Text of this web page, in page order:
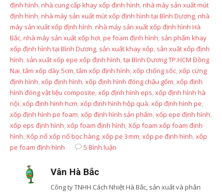
định hình,nhà cung cấp khay xốp định hình,nhà máy sản xuất mút
định hình,nhà máy sản xuất mút xốp định hình tại Bình Dương,nhà
máy sản xuất xốp định hình,nhà máy sản xuất xốp định hình Hà
Bắc,nhà máy sản xuất xốp hơi,pe foam định hình, sản phẩm khay
xốp định hình tại Bình Dương, sản xuất khay xốp, sản xuất xốp định
hình, sản xuất xốp epe xốp định hình,tại Bình Dương TP.HCM Đồng
Nai,tấm xốp dày 5cm,tấm xốp định hình,xốp chống sốc,xốp cứng
định hình,xốp định hình,xốp định hình đóng chậu gốm,xốp định
hình đóng vật liệu composite,xốp định hình eps,xốp định hình hà
nội,xốp định hình hcm,xốp định hình hộp quà,xốp định hình pe,
xốp định hình pe foam,xốp định hình sản phẩm,xốp epe định hình,
xốp eps định hình,xốp foam định hình,Xốp foam xốp foam định
hình,Xốp nổ xốp nổ bọc hàng,xốp pe 3mm,xốp pe định hình,xốp
pe foam định hình
5 Bình luận
Vân Hà Bắc
Công ty TNHH Cách Nhiệt Hà Bắc, sản xuất và phân